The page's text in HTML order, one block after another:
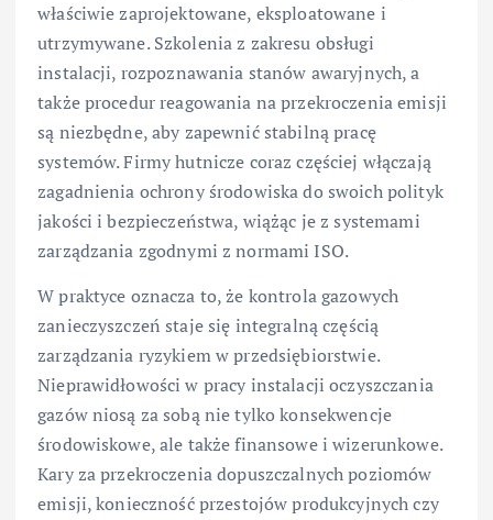
właściwie zaprojektowane, eksploatowane i
utrzymywane. Szkolenia z zakresu obsługi
instalacji, rozpoznawania stanów awaryjnych, a
także procedur reagowania na przekroczenia emisji
są niezbędne, aby zapewnić stabilną pracę
systemów. Firmy hutnicze coraz częściej włączają
zagadnienia ochrony środowiska do swoich polityk
jakości i bezpieczeństwa, wiążąc je z systemami
zarządzania zgodnymi z normami ISO.
W praktyce oznacza to, że kontrola gazowych
zanieczyszczeń staje się integralną częścią
zarządzania ryzykiem w przedsiębiorstwie.
Nieprawidłowości w pracy instalacji oczyszczania
gazów niosą za sobą nie tylko konsekwencje
środowiskowe, ale także finansowe i wizerunkowe.
Kary za przekroczenia dopuszczalnych poziomów
emisji, konieczność przestojów produkcyjnych czy